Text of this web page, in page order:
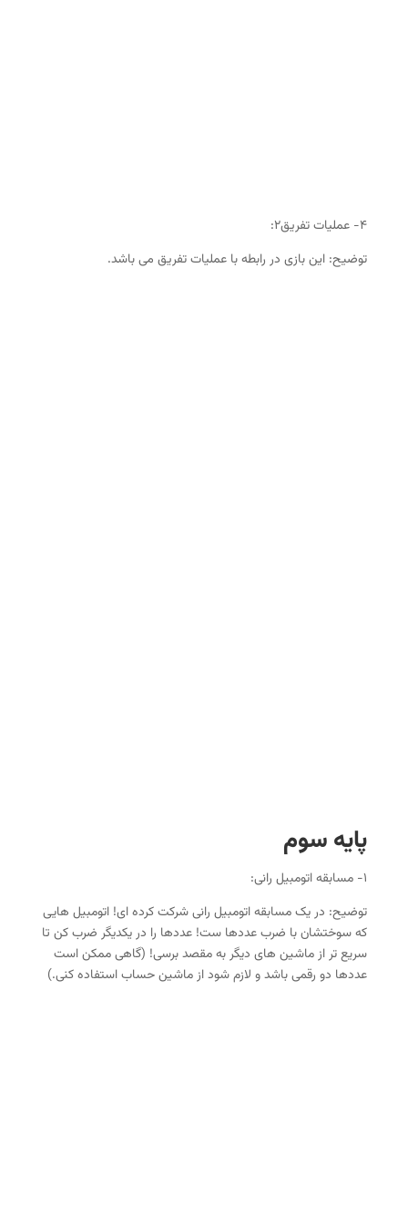
۴- عملیات تفریق۲:
توضیح: این بازی در رابطه با عملیات تفریق می باشد.
پایه سوم
۱- مسابقه اتومبیل رانی:
توضیح: در یک مسابقه اتومبیل رانی شرکت کرده ای! اتومبیل هایی
که سوختشان با ضرب عددها ست! عددها را در یکدیگر ضرب کن تا
سریع تر از ماشین های دیگر به مقصد برسی! (گاهی ممکن است
عددها دو رقمی باشد و لازم شود از ماشین حساب استفاده کنی.)